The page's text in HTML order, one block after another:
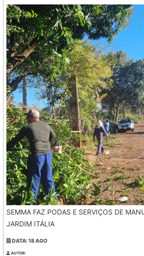
SEMMA FAZ PODAS E SERVIÇOS DE
JARDIM ITÁLIA
DATA: 18 AGO
AUTOR: